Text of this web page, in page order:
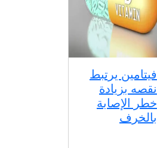
فيتامين يرتبط
نقصه بزيادة
خطر الإصابة
بالخرف